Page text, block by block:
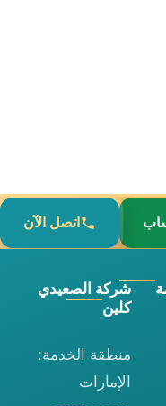
اتصل الآن
شركة الصعيدي
كلين
منطقة الخدمة:
الإمارات